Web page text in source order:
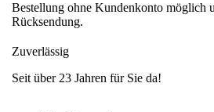
Bestellung ohne Kundenkonto möglich
Rücksendung.
Zuverlässig
Seit über 23 Jahren für Sie da!